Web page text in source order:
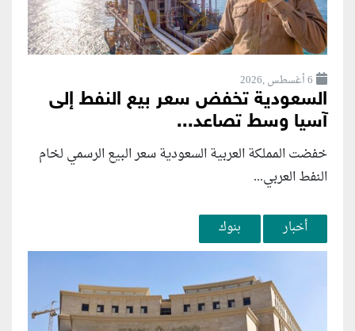
6 أغسطس ,2026
السعودية تخفض سعر بيع النفط إلى
آسيا وسط تصاعد...
خفضت المملكة العربية السعودية سعر البيع الرسمي لخام
النفط العربي...
أخبار بنوك